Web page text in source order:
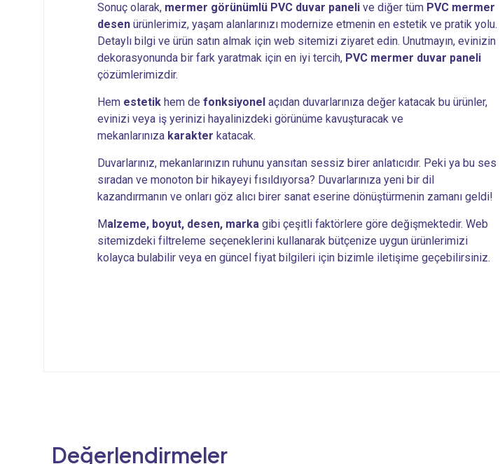
Sonuç olarak, mermer görünümlü PVC duvar paneli ve diğer tüm PVC mermer
desen ürünlerimiz, yaşam alanlarınızı modernize etmenin en estetik ve pratik yolu.
Detaylı bilgi ve ürün satın almak için web sitemizi ziyaret edin. Unutmayın, evinizin
dekorasyonunda bir fark yaratmak için en iyi tercih, PVC mermer duvar paneli
çözümlerimizdir.
Hem estetik hem defonksiyonel açıdan duvarlarınıza değer katacak bu ürünler,
evinizi veya iş yerinizi hayalinizdeki görünüme kavuşturacak ve
mekanlarınıza karakter katacak.
Duvarlarınız, mekanlarınızın ruhunu yansıtan sessiz birer anlatıcıdır. Peki ya bu ses
sıradan ve monoton bir hikayeyi fısıldıyorsa? Duvarlarınıza yeni bir dil
kazandırmanın ve onları göz alıcı birer sanat eserine dönüştürmenin zamanı geldi!
Malzeme, boyut, desen, marka gibi çeşitli faktörlere göre değişmektedir. Web
sitemizdeki filtreleme seçeneklerini kullanarak bütçenize uygun ürünlerimizi
kolayca bulabilir veya en güncel fiyat bilgileri için bizimle iletişime geçebilirsiniz.
Değerlendirmeler